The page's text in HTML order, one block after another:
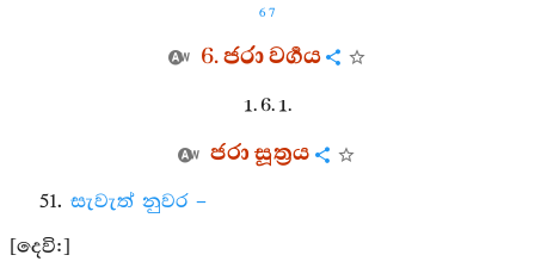
67
6. ජරා වර්‍ගය
1. 6. 1.
ජරා සූත්‍රය
51. සැවැත් නුවර –
[දෙවි:]